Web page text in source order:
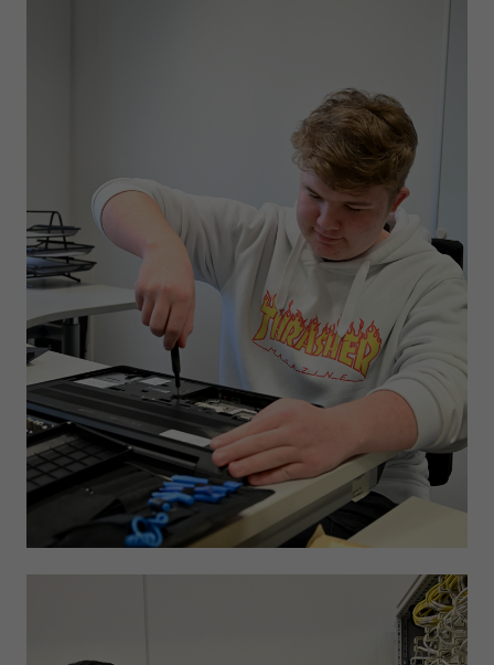
Wird von Google Analytics verwendet, um die
Anforderungsrate einzuschränken
Name
Anbieter Google LLC
Laufzeit 1 Tag
Zweck
Registriert eine eindeutige ID, die verwendet wird,
um statistische Daten dazu, wie der Besucher die
Website nutzt, zu generieren.